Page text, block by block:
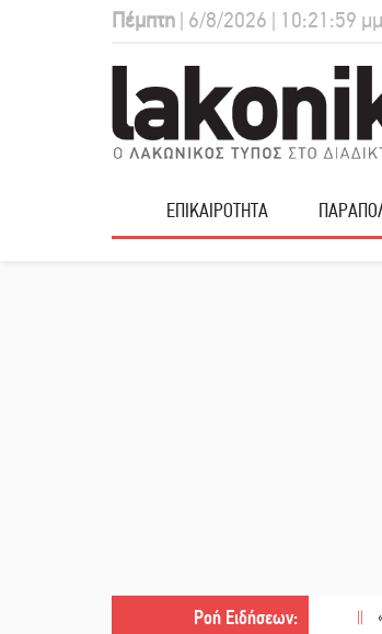
Πέμπτη | 6/8/2026 | 10:22:00 μμ
ΕΠΙΚΑΙΡΟΤΗΤΑ
Ροή Ειδήσεων:
|| «Για